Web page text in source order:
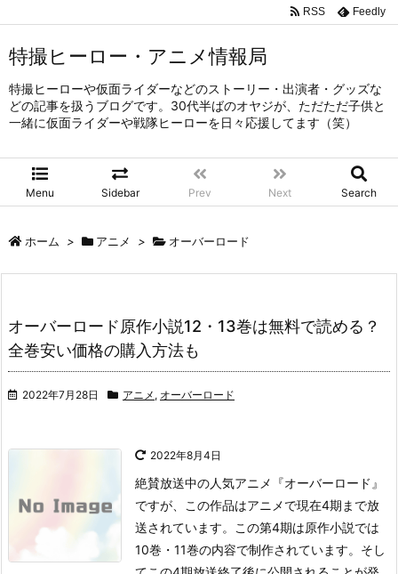
特撮ヒーロー・アニメ情報局
特撮ヒーローや仮面ライダーなどのストーリー・出演者・グッズな
どの記事を扱うブログです。30代半ばのオヤジが、ただただ子供と
一緒に仮面ライダーや戦隊ヒーローを日々応援してます（笑）
Menu Sidebar Prev Next Search
RSS Feedly
ホーム > アニメ > オーバーロード
オーバーロード原作小説12・13巻は無料で読める？
全巻安い価格の購入方法も
2022年7月28日 アニメ , オーバーロード
2022年8月4日
絶賛放送中の人気アニメ『オーバーロード』
ですが、この作品はアニメで現在4期まで放
送されています。
この第4期は原作小説では
10巻・11巻の内容で制作されています。 そし